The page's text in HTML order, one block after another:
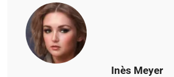
Inès Meyer